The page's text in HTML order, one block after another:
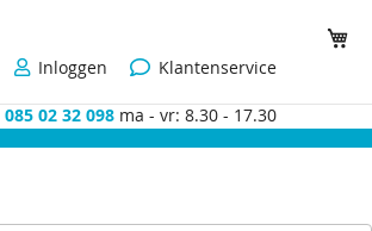
Inloggen Klantenservice
085 02 32 098 ma - vr: 8.30 - 17.30